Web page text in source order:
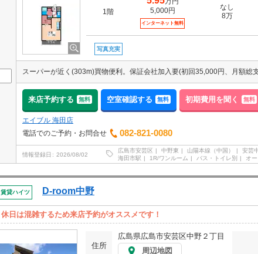
1階
5,000円
インターネット無料
なし
8万
写真充実
来店予約する 無料 空室確認する 無料 初期費用を聞く 無料
エイブル 海田店
電話でのご予約・お問合せ
082-821-0080
情報登録日 2026/08/02
広島市安芸区 中野東 山陽本線（中国） 安芸
海田市駅
1R/ワンルーム バス・トイレ別 オ
賃貸ハイツ D-room中野
休日は混雑するため来店予約がオススメです！
住所
広島県広島市安芸区中野２丁目
周辺地図